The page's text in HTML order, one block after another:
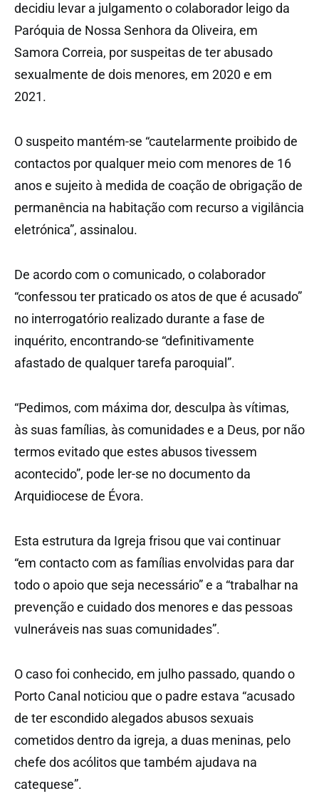
decidiu levar a julgamento o colaborador leigo da
Paróquia de Nossa Senhora da Oliveira, em
Samora Correia, por suspeitas de ter abusado
sexualmente de dois menores, em 2020 e em
2021.
O suspeito mantém-se “cautelarmente proibido de
contactos por qualquer meio com menores de 16
anos e sujeito à medida de coação de obrigação de
permanência na habitação com recurso a vigilância
eletrónica”, assinalou.
De acordo com o comunicado, o colaborador
“confessou ter praticado os atos de que é acusado”
no interrogatório realizado durante a fase de
inquérito, encontrando-se “definitivamente
afastado de qualquer tarefa paroquial”.
“Pedimos, com máxima dor, desculpa às vítimas,
às suas famílias, às comunidades e a Deus, por não
termos evitado que estes abusos tivessem
acontecido”, pode ler-se no documento da
Arquidiocese de Évora.
Esta estrutura da Igreja frisou que vai continuar
“em contacto com as famílias envolvidas para dar
todo o apoio que seja necessário” e a “trabalhar na
prevenção e cuidado dos menores e das pessoas
vulneráveis nas suas comunidades”.
O caso foi conhecido, em julho passado, quando o
Porto Canal noticiou que o padre estava “acusado
de ter escondido alegados abusos sexuais
cometidos dentro da igreja, a duas meninas, pelo
chefe dos acólitos que também ajudava na
catequese”.